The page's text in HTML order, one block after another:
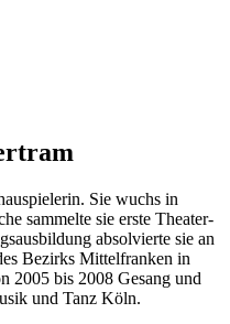
Sie wuchs in
sammelte sie erste Theater-
absolvierte sie an
Bezirks Mittelfranken in
2005 bis 2008 Gesang und
und Tanz Köln.